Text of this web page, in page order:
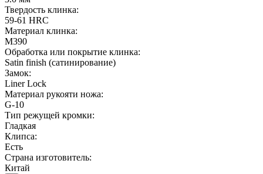
Твердость клинка:
59-61 HRC
Материал клинка:
M390
Обработка или покрытие клинка:
Satin finish (cатинирование)
Замок:
Liner Lock
Материал рукояти ножа:
G-10
Тип режущей кромки:
Гладкая
Клипса:
Есть
Страна изготовитель:
Китай